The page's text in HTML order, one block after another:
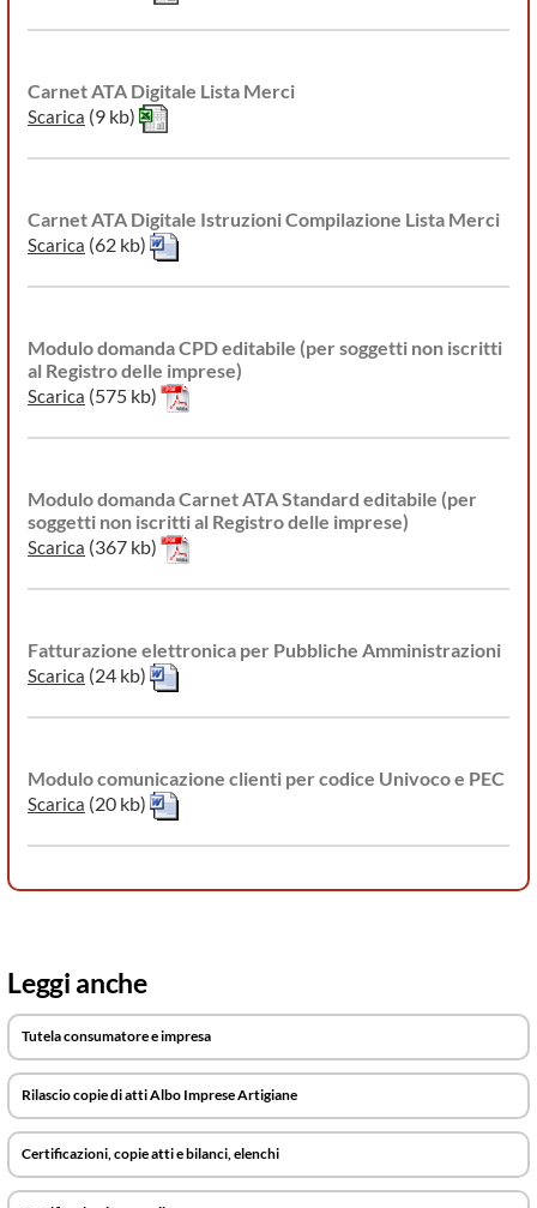
Carnet ATA Digitale Lista Merci
Scarica (9 kb)
Carnet ATA Digitale Istruzioni Compilazione Lista Merci
Scarica (62 kb)
Modulo domanda CPD editabile (per soggetti non iscritti
al Registro delle imprese)
Scarica (575 kb)
Modulo domanda Carnet ATA Standard editabile (per
soggetti non iscritti al Registro delle imprese)
Scarica (367 kb)
Fatturazione elettronica per Pubbliche Amministrazioni
Scarica (24 kb)
Modulo comunicazione clienti per codice Univoco e PEC
Scarica (20 kb)
Leggi anche
Tutela consumatore e impresa
Rilascio copie di atti Albo Imprese Artigiane
Certificazioni, copie atti e bilanci, elenchi